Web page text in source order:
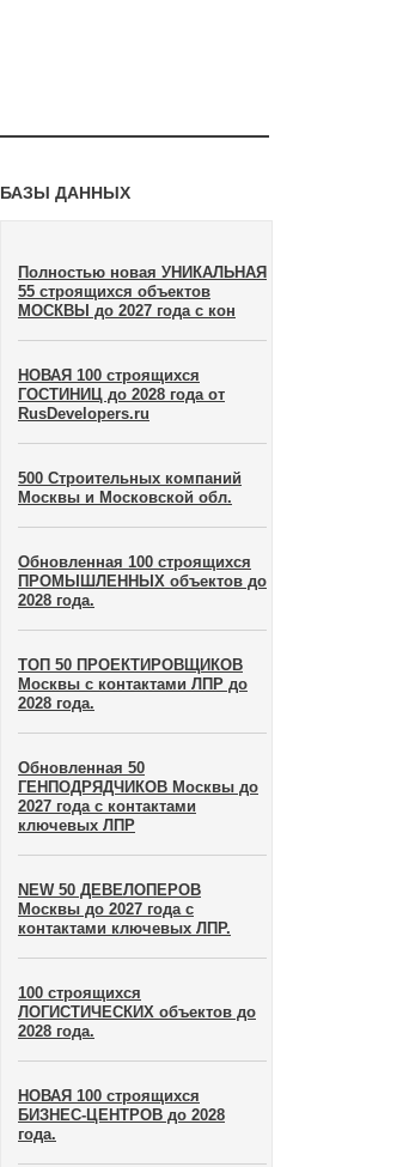
БАЗЫ ДАННЫХ
Полностью новая УНИКАЛЬНАЯ
55 строящихся объектов
МОСКВЫ до 2027 года с кон
НОВАЯ 100 строящихся
ГОСТИНИЦ до 2028 года от
RusDevelopers.ru
500 Строительных компаний
Москвы и Московской обл.
Обновленная 100 строящихся
ПРОМЫШЛЕННЫХ объектов до
2028 года.
ТОП 50 ПРОЕКТИРОВЩИКОВ
Москвы с контактами ЛПР до
2028 года.
Обновленная 50
ГЕНПОДРЯДЧИКОВ Москвы до
2027 года с контактами
ключевых ЛПР
NEW 50 ДЕВЕЛОПЕРОВ
Москвы до 2027 года с
контактами ключевых ЛПР.
100 строящихся
ЛОГИСТИЧЕСКИХ объектов до
2028 года.
НОВАЯ 100 строящихся
БИЗНЕС-ЦЕНТРОВ до 2028
года.